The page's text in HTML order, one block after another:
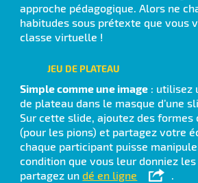
approche pédagogique. Alors ne
habitudes sous prétexte que vous
classe virtuelle !
JEU DE PLATEAU
Simple comme une image : utilisez
de plateau dans le masque d’une
Sur cette slide, ajoutez des formes
(pour les pions) et partagez votre
chaque participant puisse
condition que vous leur donniez
partagez undé en ligne
.